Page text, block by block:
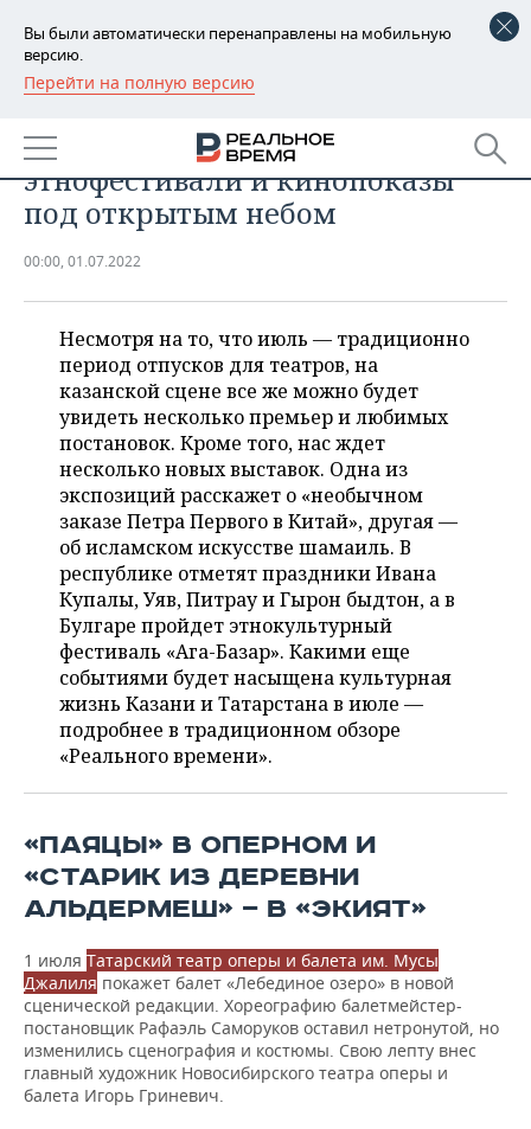
Вы были автоматически перенаправлены на мобильную
версию.
Перейти на полную версию
РЕГИОНЫ
БАШКОРТОСТАН
ТАТАРСТАН
НОВОСТИ
АНАЛИТИКА
ДЕКЛАРАЦИИ О ДОХОДАХ
КОРОЛИ ГОСЗАКАЗА ПФО
ВУЗЫ ТАТАРСТАНА
КОМУ ПРИНАДЛЕЖАТ
ТОРГОВЫЕ ЦЕНТРЫ
ТАТАРСТАНА
НОВОСТИ ЭКОНОМИКИ
ФИНАНСЫ
БАНКИ
БЮДЖЕТ
ИНВЕСТИЦИИ
ПРОМЫШЛЕННОСТЬ
НОВОСТИ
ПРОМЫШЛЕННОСТИ
АГРОПРОМ
МАШИНОСТРОЕНИЕ
НЕФТЕХИМИЯ
НЕФТЬ
ОПК
ЭНЕРГЕТИКА
НЕДВИЖИМОСТЬ
НОВОСТИ НЕДВИЖИМОСТИ
АВТО
НОВОСТИ АВТО
БИЗНЕС
НОВОСТИ БИЗНЕСА
РОЗНИЧНАЯ ТОРГОВЛЯ
ТРАНСПОРТ
УСЛУГИ
ТЕХНОЛОГИИ
НОВОСТИ ТЕХНОЛОГИЙ
МЕДИА
ТЕЛЕКОММУНИКАЦИИ
МЕРОПРИЯТИЯ
НОВОСТИ МЕРОПРИЯТИЙ
ВЫЕЗДНАЯ РЕДАКЦИЯ
БИЗНЕС-БРАНЧИ
ONLINE-КОНФЕРЕНЦИИ
ОТКРЫТАЯ ЛЕКЦИЯ
СПОРТ
НОВОСТИ СПОРТА
ФУТБОЛ
ХОККЕЙ
БАСКЕТБОЛ
ВОЛЕЙБОЛ
КИБЕРСПОРТ
ФИГУРНОЕ КАТАНИЕ
ВОДНЫЕ ВИДЫ СПОРТА
ОБЩЕСТВО
НОВОСТИ ОБЩЕСТВА
ВЛАСТЬ
ИНФРАСТРУКТУРА
ИСТОРИЯ
КУЛЬТУРА
МЕДИЦИНА
ОБРАЗОВАНИЕ
ФОТОГАЛЕРЕЯ
СЮЖЕТЫ
СПРАВОЧНИК
СПИСОК ПЕРСОН
СПИСОК КОМПАНИЙ
ПОЛНАЯ ВЕРСИЯ
Культурный дневник июля:
этнофестивали и кинопоказы
под открытым небом
00:00, 01.07.2022
Несмотря на то, что июль — традиционно
период отпусков для театров, на
казанской сцене все же можно будет
увидеть несколько премьер и любимых
постановок. Кроме того, нас ждет
несколько новых выставок. Одна из
экспозиций расскажет о «необычном
заказе Петра Первого в Китай», другая —
об исламском искусстве шамаиль. В
республике отметят праздники Ивана
Купалы, Уяв, Питрау и Гырон быдтон, а в
Булгаре пройдет этнокультурный
фестиваль «Ага-Базар». Какими еще
событиями будет насыщена культурная
жизнь Казани и Татарстана в июле —
подробнее в традиционном обзоре
«Реального времени».
«ПАЯЦЫ» В ОПЕРНОМ И
«СТАРИК ИЗ ДЕРЕВНИ
АЛЬДЕРМЕШ» — В «ЭКИЯТ»
1 июля Татарский театр оперы и балета им. Мусы
Джалиля покажет балет «Лебединое озеро» в новой
сценической редакции. Хореографию балетмейстер-
постановщик Рафаэль Саморуков оставил нетронутой, но
изменились сценография и костюмы. Свою лепту внес
главный художник Новосибирского театра оперы и
балета Игорь Гриневич.